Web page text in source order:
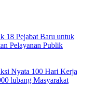
18 Pejabat Baru untuk
Pelayanan Publik
Nyata 100 Hari Kerja
lubang Masyarakat